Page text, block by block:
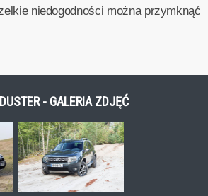
niedogodności można przymknąć
- GALERIA ZDJĘĆ